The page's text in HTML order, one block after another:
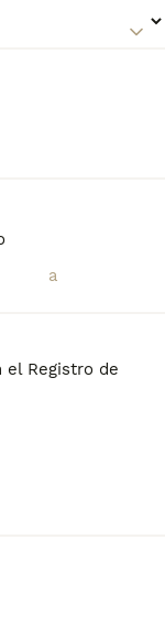
el Registro de
de perro.
para monta
guarda tu
perfecto:
972€,
del
de